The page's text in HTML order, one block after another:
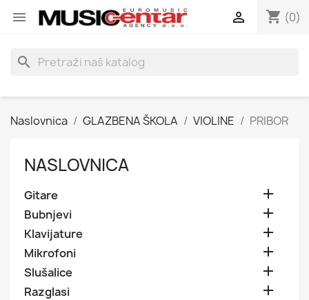
 shopping_cart (0)

search
Naslovnica GLAZBENA ŠKOLA VIOLINE PRIBOR
NASLOVNICA
Gitare 
Bubnjevi 
Klavijature 
Mikrofoni 
Slušalice 
Razglasi 